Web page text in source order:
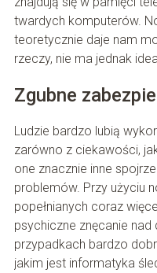
twardych komputerów.
teoretycznie daje nam
rzeczy, nie ma jednak
Zgubne
Ludzie bardzo lubią
zarówno z ciekawości,
one znacznie inne
problemów. Przy użyciu
popełnianych coraz
psychiczne znęcanie
przypadkach bardzo
jakim jest informatyka